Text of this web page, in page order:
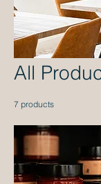
All
7 products